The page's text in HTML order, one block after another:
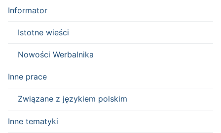
Informator
Istotne wieści
Nowości Werbalnika
Inne prace
Związane z językiem polskim
Inne tematyki